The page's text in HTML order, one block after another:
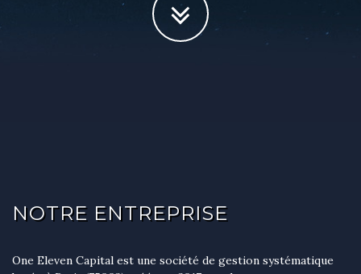
NOTRE ENTREPRISE
One Eleven Capital est une société de gestion systématique